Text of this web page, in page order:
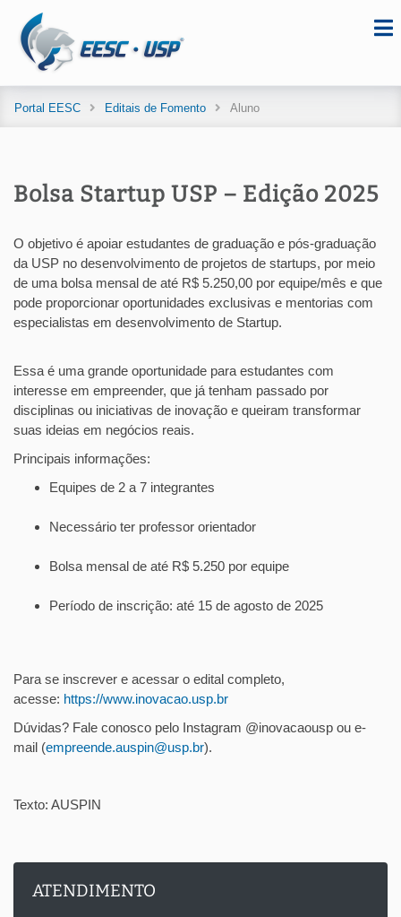
Portal EESC Editais de Fomento Aluno
ATENDIMENTO
Bolsa Startup USP – Edição 2025
O objetivo é apoiar estudantes de graduação e pós-graduação
da USP no desenvolvimento de projetos de startups, por meio
de uma bolsa mensal de até R$ 5.250,00 por equipe/mês e que
pode proporcionar oportunidades exclusivas e mentorias com
especialistas em desenvolvimento de Startup.
Essa é uma grande oportunidade para estudantes com
interesse em empreender, que já tenham passado por
disciplinas ou iniciativas de inovação e queiram transformar
suas ideias em negócios reais.
Principais informações:
Equipes de 2 a 7 integrantes
Necessário ter professor orientador
Bolsa mensal de até R$ 5.250 por equipe
Período de inscrição: até 15 de agosto de 2025
Para se inscrever e acessar o edital completo,
acesse: https://www.inovacao.usp.br
Dúvidas? Fale conosco pelo Instagram @inovacaousp ou e-
mail (empreende.auspin@usp.br).
Texto: AUSPIN